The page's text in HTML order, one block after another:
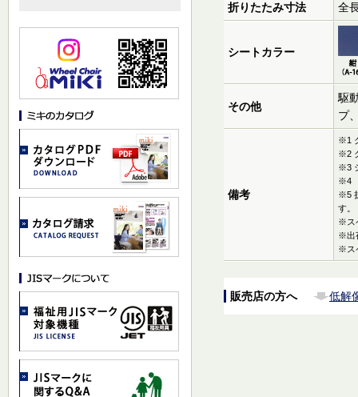
折りたたみ寸法 全
シートカラー
その他
駆
プ
備考
※1
※2
※3
※4
※5
す。
※ス
※出
※ス
販売店の方へ 低解